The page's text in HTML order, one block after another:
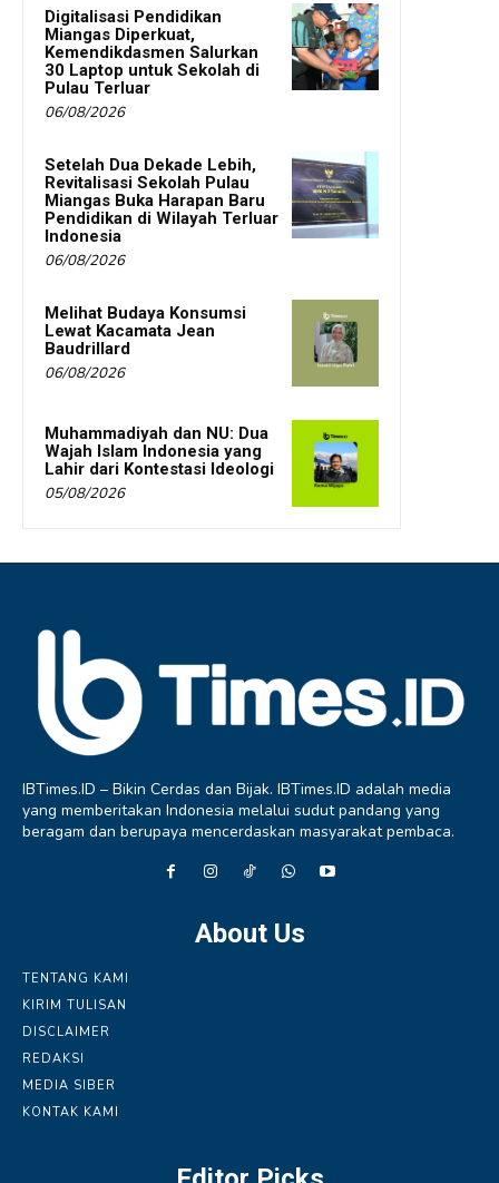
Digitalisasi Pendidikan
Miangas Diperkuat,
Kemendikdasmen Salurkan
30 Laptop untuk Sekolah di
Pulau Terluar
06/08/2026
Setelah Dua Dekade Lebih,
Revitalisasi Sekolah Pulau
Miangas Buka Harapan Baru
Pendidikan di Wilayah Terluar
Indonesia
06/08/2026
Melihat Budaya Konsumsi
Lewat Kacamata Jean
Baudrillard
06/08/2026
Muhammadiyah dan NU: Dua
Wajah Islam Indonesia yang
Lahir dari Kontestasi Ideologi
05/08/2026
IBTimes.ID – Bikin Cerdas dan Bijak. IBTimes.ID adalah media
yang memberitakan Indonesia melalui sudut pandang yang
beragam dan berupaya mencerdaskan masyarakat pembaca.
About Us
TENTANG KAMI
KIRIM TULISAN
DISCLAIMER
REDAKSI
MEDIA SIBER
KONTAK KAMI